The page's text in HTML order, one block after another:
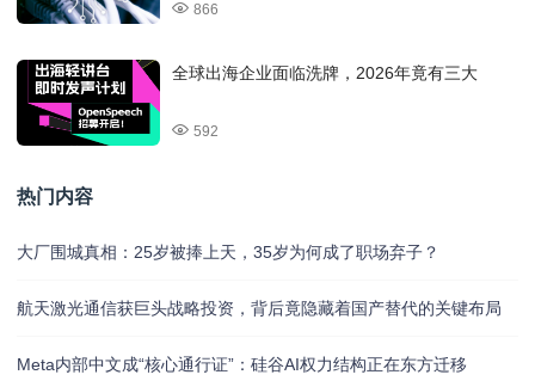
866
全球出海企业面临洗牌，2026年竟有三大
592
热门内容
大厂围城真相：25岁被捧上天，35岁为何成了职场弃子？
航天激光通信获巨头战略投资，背后竟隐藏着国产替代的关键布局
Meta内部中文成“核心通行证”：硅谷AI权力结构正在东方迁移